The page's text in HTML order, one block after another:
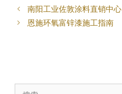
南阳工业佐敦涂料直销中心
恩施环氧富锌漆施工指南